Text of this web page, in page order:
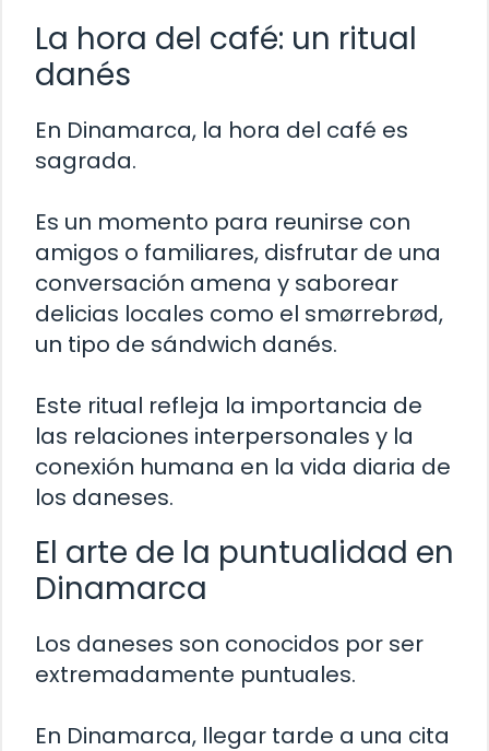
La hora del café: un ritual
danés
En Dinamarca, la hora del café es
sagrada.
Es un momento para reunirse con
amigos o familiares, disfrutar de una
conversación amena y saborear
delicias locales como el smørrebrød,
un tipo de sándwich danés.
Este ritual refleja la importancia de
las relaciones interpersonales y la
conexión humana en la vida diaria de
los daneses.
El arte de la puntualidad en
Dinamarca
Los daneses son conocidos por ser
extremadamente puntuales.
En Dinamarca, llegar tarde a una cita